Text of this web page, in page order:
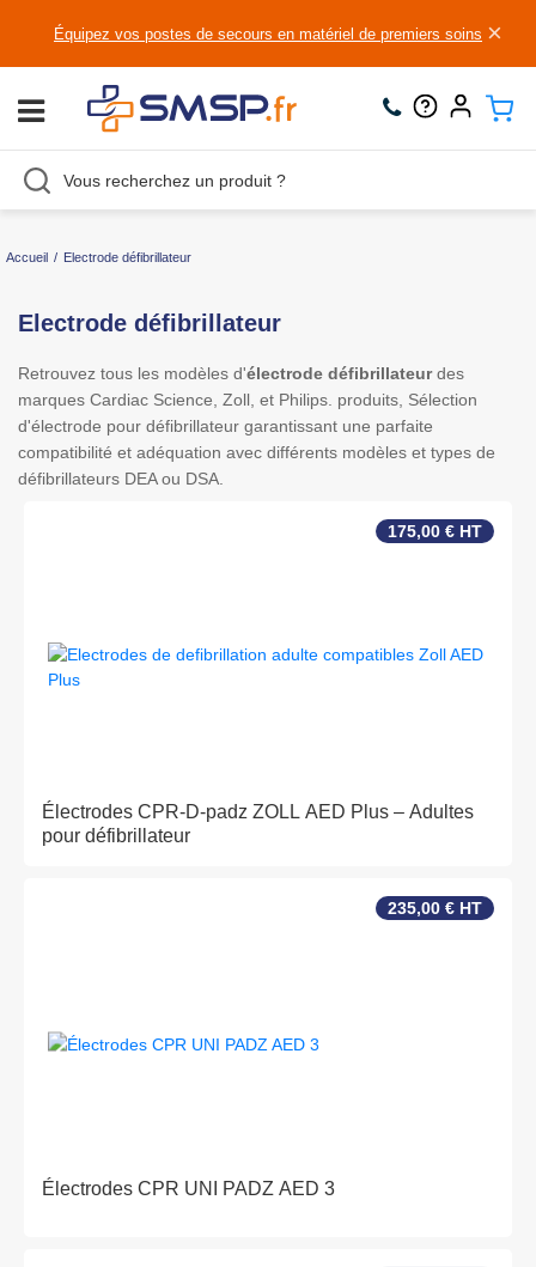
Équipez vos postes de secours en matériel de premiers soins ×
Accueil / Electrode défibrillateur
Electrode défibrillateur
Retrouvez tous les modèles d'électrode défibrillateurdes
marques Cardiac Science, Zoll, et Philips. produits, Sélection
d'électrode pour défibrillateur garantissant une parfaite
compatibilité et adéquation avec différents modèles et types de
défibrillateurs DEA ou DSA.
175,00 € HT
Électrodes CPR-D-padz ZOLL AED Plus – Adultes
pour défibrillateur
235,00 € HT
Électrodes CPR UNI PADZ AED 3